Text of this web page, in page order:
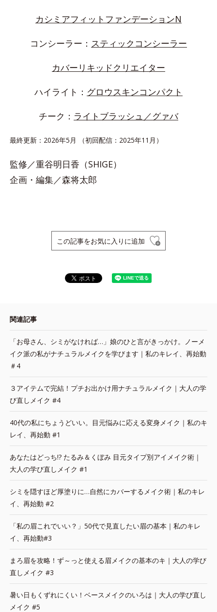
カシミアフィットファンデーションN
コンシーラー： スティックコンシーラー
カバーリキッドクリエイター
ハイライト： グロウスキンコンパクト
チーク： ライトブラッシュ／グァバ
最終更新：2026年5月 （初回配信：2025年11月）
監修／重谷明日香（SHIGE）
企画・編集／森将太郎
この記事をお気に入りに追加
関連記事
「お母さん、シミがなければ…」娘のひと言がきっかけ。ノーメ
イク派の私がナチュラルメイクを学びます｜私のキレイ、再始動
＃4
３アイテムで完結！プチお出かけ用ナチュラルメイク｜大人の学
び直しメイク #4
40代の私にちょうどいい。目元悩みに応える変身メイク｜私のキ
レイ、再始動 #1
あなたはどっち!? たるみ＆くぼみ 目元タイプ別アイメイク術｜
大人の学び直しメイク #1
シミを隠すほど厚塗りに…自然にカバーするメイク術｜私のキレ
イ、再始動 #2
「私の眉これでいい？」50代で見直したい眉の基本｜私のキレ
イ、再始動#3
まろ眉を攻略！ず～っと使える眉メイクの基本のキ｜大人の学び
直しメイク #3
暑い日もくずれにくい！ベースメイクのいろは｜大人の学び直し
メイク #5